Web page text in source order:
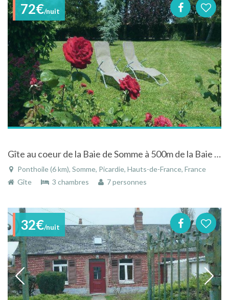
72€/nuit
Gîte au coeur de la Baie de Somme à 500m de la Baie en Picardie
Ponthoile (6 km), Somme, Picardie, Hauts-de-France, France
Gîte
3 chambres 7 personnes
32€/nuit